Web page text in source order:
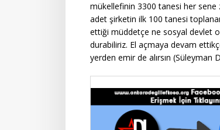
mükellefinin 3300 tanesi her sene
adet şirketin ilk 100 tanesi
ettiği müddetçe ne sosyal devlet
durabiliriz. El açmaya devam
yerden emir de alırsın